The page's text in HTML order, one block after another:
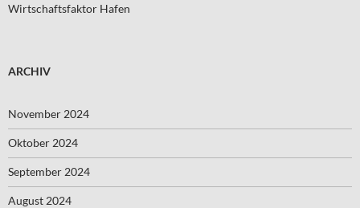
Wirtschaftsfaktor Hafen
ARCHIV
November 2024
Oktober 2024
September 2024
August 2024